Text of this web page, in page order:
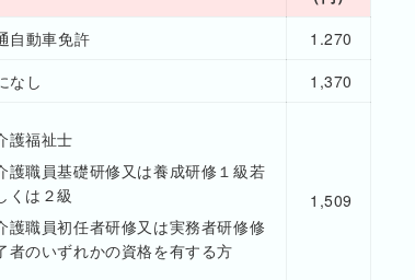
自動車免許
1.270
なし 1,370
護福祉士
護職員基礎研修又は養成研修１級若
くは２級
護職員初任者研修又は実務者研修修
者のいずれかの資格を有する方
1,509